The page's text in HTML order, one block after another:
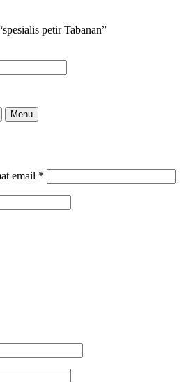
petir Tabanan”
Menu
email *